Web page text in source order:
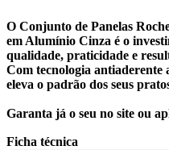
O Conjunto de Panelas
em Alumínio Cinza é o
qualidade, praticidade e
Com tecnologia antiaderente
eleva o padrão dos seus
Garanta já o seu no site ou
Ficha técnica